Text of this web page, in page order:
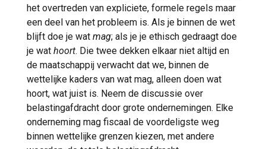
het overtreden van expliciete, formele regels maar
een deel van het probleem is. Als je binnen de wet
blijft doe je wat mag; als je je ethisch gedraagt doe
je wat hoort. Die twee dekken elkaar niet altijd en
de maatschappij verwacht dat we, binnen de
wettelijke kaders van wat mag, alleen doen wat
hoort, wat juist is. Neem de discussie over
belastingafdracht door grote ondernemingen. Elke
onderneming mag fiscaal de voordeligste weg
binnen wettelijke grenzen kiezen, met andere